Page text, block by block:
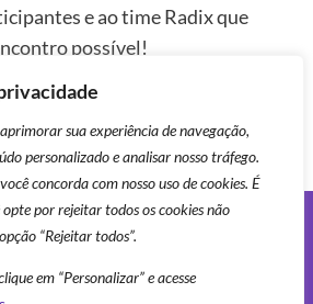
sua experiência de navegação,
personalizado e analisar nosso tráfego.
concorda com nosso uso de cookies. É
por rejeitar todos os cookies não
“Rejeitar todos”.
em “Personalizar” e acesse
e ao time Radix que
possível!
estratégico da Radix!